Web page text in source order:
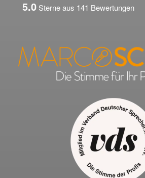
5.0 Sterne aus 141 Bewertungen